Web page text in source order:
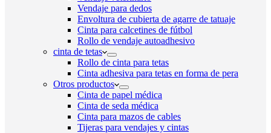
Vendaje para dedos
Envoltura de cubierta de agarre de tatuaje
Cinta para calcetines de fútbol
Rollo de vendaje autoadhesivo
cinta de tetas
Rollo de cinta para tetas
Cinta adhesiva para tetas en forma de pera
Otros productos
Cinta de papel médica
Cinta de seda médica
Cinta para mazos de cables
Tijeras para vendajes y cintas